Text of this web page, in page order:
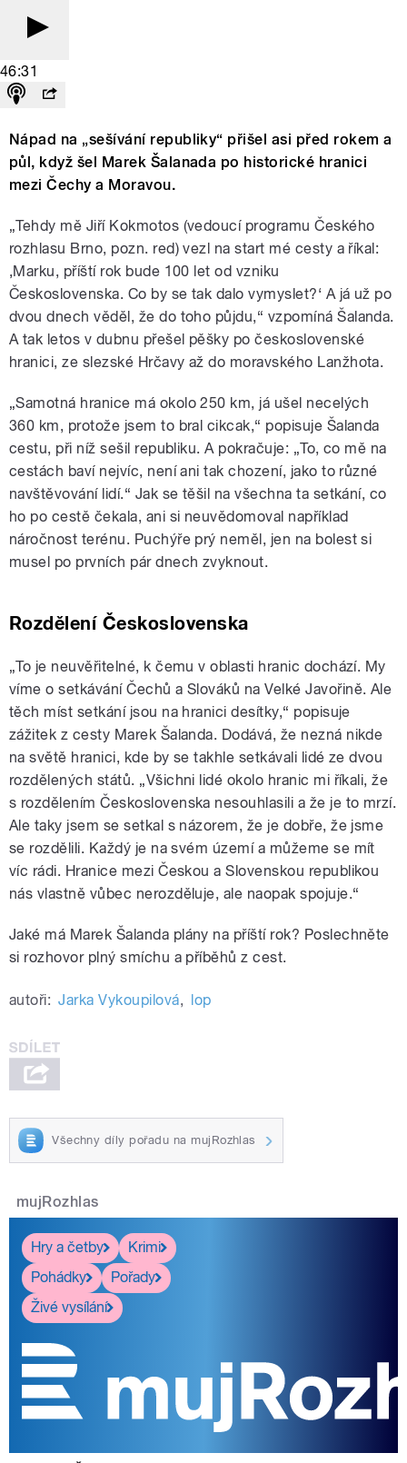
46:31
Nápad na „sešívání republiky“ přišel asi před rokem a
půl, když šel Marek Šalanada po historické hranici
mezi Čechy a Moravou.
„Tehdy mě Jiří Kokmotos (vedoucí programu Českého
rozhlasu Brno, pozn. red) vezl na start mé cesty a říkal:
‚Marku, příští rok bude 100 let od vzniku
Československa. Co by se tak dalo vymyslet?‘ A já už po
dvou dnech věděl, že do toho půjdu,“ vzpomíná Šalanda.
A tak letos v dubnu přešel pěšky po československé
hranici, ze slezské Hrčavy až do moravského Lanžhota.
„Samotná hranice má okolo 250 km, já ušel necelých
360 km, protože jsem to bral cikcak,“ popisuje Šalanda
cestu, při níž sešil republiku. A pokračuje: „To, co mě na
cestách baví nejvíc, není ani tak chození, jako to různé
navštěvování lidí.“ Jak se těšil na všechna ta setkání, co
ho po cestě čekala, ani si neuvědomoval například
náročnost terénu. Puchýře prý neměl, jen na bolest si
musel po prvních pár dnech zvyknout.
Rozdělení Československa
„To je neuvěřitelné, k čemu v oblasti hranic dochází. My
víme o setkávání Čechů a Slováků na Velké Javořině. Ale
těch míst setkání jsou na hranici desítky,“ popisuje
zážitek z cesty Marek Šalanda. Dodává, že nezná nikde
na světě hranici, kde by se takhle setkávali lidé ze dvou
rozdělených států. „Všichni lidé okolo hranic mi říkali, že
s rozdělením Československa nesouhlasili a že je to mrzí.
Ale taky jsem se setkal s názorem, že je dobře, že jsme
se rozdělili. Každý je na svém území a můžeme se mít
víc rádi. Hranice mezi Českou a Slovenskou republikou
nás vlastně vůbec nerozděluje, ale naopak spojuje.“
Jaké má Marek Šalanda plány na příští rok? Poslechněte
si rozhovor plný smíchu a příběhů z cest.
autoři: Jarka Vykoupilová, lop
Všechny díly pořadu na mujRozhlas
mujRozhlas
Hry a četby
Krimi
Pohádky
Pořady
Živé vysílání